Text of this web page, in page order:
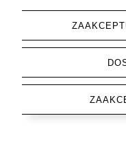
pokaż
Sklep